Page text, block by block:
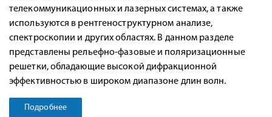
телекоммуникационных и лазерных системах, а также
используются в рентгеноструктурном анализе,
спектроскопии и других областях. В данном разделе
представлены рельефно-фазовые и поляризационные
решетки, обладающие высокой дифракционной
эффективностью в широком диапазоне длин волн.
Подробнее